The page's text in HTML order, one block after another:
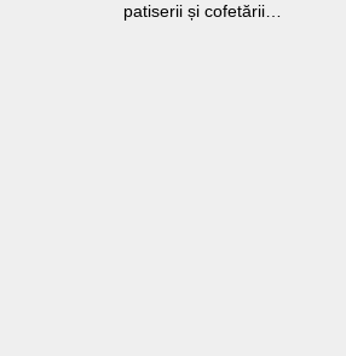
patiserii și cofetării…